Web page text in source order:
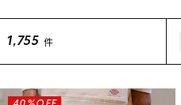
CONTENTS
特集一覧
1,755 件